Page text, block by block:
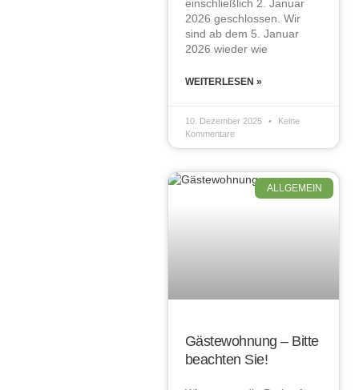
einschließlich 2. Januar
2026 geschlossen. Wir
sind ab dem 5. Januar
2026 wieder wie
WEITERLESEN »
10. Dezember 2025
Keine
Kommentare
ALLGEMEIN
Gästewohnung – Bitte
beachten Sie!